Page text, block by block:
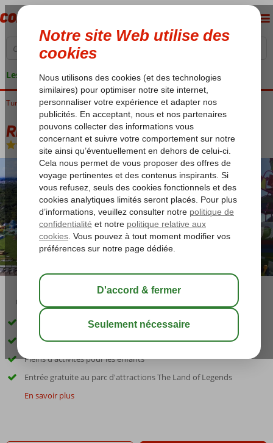
Les garanties de vacances
Turquie Riviera Turque Belek Rixos Premium Belek
Rixos Premium Belek
Ultra All Inclusive-Hôtel
03:45 sauver
Sur la plage et un excellent service
Installations mises à jour !
Pleins d'activités pour les enfants
Entrée gratuite au parc d'attractions The Land of Legends
En savoir plus